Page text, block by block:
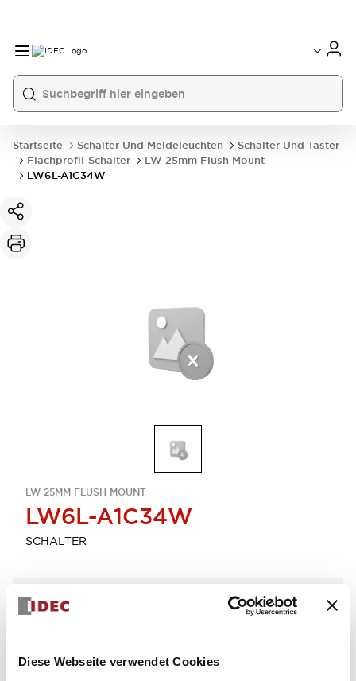
Diese Webseite verwendet Cookies
Startseite Schalter Und Meldeleuchten
Schalter Und Taster
Flachprofil-Schalter
LW 25mm Flush Mount
LW6L-A1C34W
LW 25MM FLUSH MOUNT
LW6L-A1C34W
SCHALTER
Menge auswählen
zum Zitat hinzufügen